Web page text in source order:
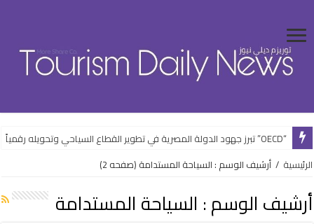
“OECD” تبرز جهود الدولة المصرية في تطوير القطاع السياحي وتحويله رقمياً
“الشباب” تفتتح فعاليات الأنشطة الرياضية بالعلمين الجديدة ضمن خطتها
الرئيسية / أرشيف الوسم : السياحة المستدامة (صفحه 2)
أرشيف الوسم : السياحة المستدامة